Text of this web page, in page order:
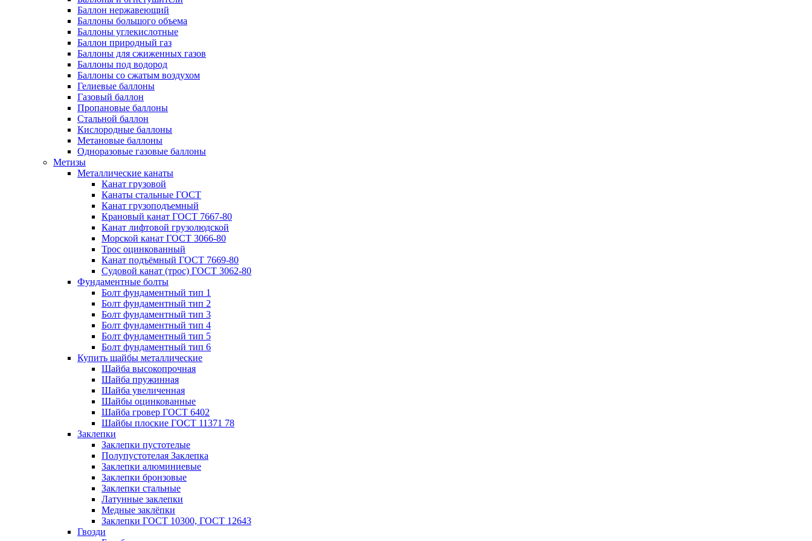
Баллон нержавеющий
Баллоны большого объема
Баллоны углекислотные
Баллон природный газ
Баллоны для сжиженных газов
Баллоны под водород
Баллоны со сжатым воздухом
Гелиевые баллоны
Газовый баллон
Пропановые баллоны
Стальной баллон
Кислородные баллоны
Метановые баллоны
Одноразовые газовые баллоны
Метизы
Металлические канаты
Канат грузовой
Канаты стальные ГОСТ
Канат грузоподъемный
Крановый канат ГОСТ 7667-80
Канат лифтовой грузолюдской
Морской канат ГОСТ 3066-80
Трос оцинкованный
Канат подъёмный ГОСТ 7669-80
Судовой канат (трос) ГОСТ 3062-80
Фундаментные болты
Болт фундаментный тип 1
Болт фундаментный тип 2
Болт фундаментный тип 3
Болт фундаментный тип 4
Болт фундаментный тип 5
Болт фундаментный тип 6
Купить шайбы металлические
Шайба высокопрочная
Шайба пружинная
Шайба увеличенная
Шайбы оцинкованные
Шайба гровер ГОСТ 6402
Шайбы плоские ГОСТ 11371 78
Заклепки
Заклепки пустотелые
Полупустотелая Заклепка
Заклепки алюминиевые
Заклепки бронзовые
Заклепки стальные
Латунные заклепки
Медные заклёпки
Заклепки ГОСТ 10300, ГОСТ 12643
Гвозди